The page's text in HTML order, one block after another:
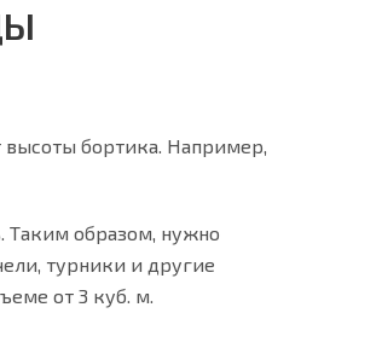
высоты бортика. Например,
Таким образом, нужно
турники и другие
от 3 куб. м.